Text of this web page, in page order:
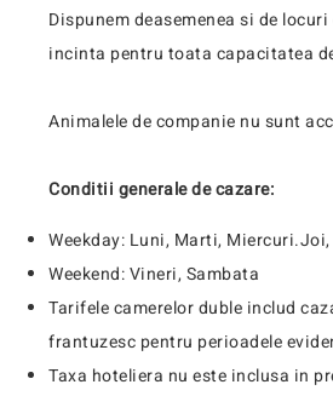
Dispunem deasemenea si de
incinta pentru toata capacitatea
Animalele de companie nu sunt
Conditii generale de cazare:
Weekday: Luni, Marti,
Weekend: Vineri, Sambata
Tarifele camerelor duble includ
frantuzesc pentru perioadele
Taxa hoteliera nu este inclusa in